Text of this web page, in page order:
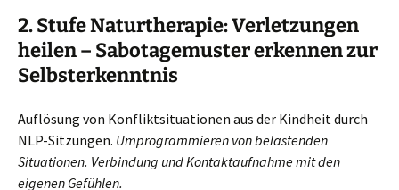
2. Stufe Naturtherapie: Verletzungen
heilen – Sabotagemuster erkennen zur
Selbsterkenntnis
Auflösung von Konfliktsituationen aus der Kindheit durch
NLP-Sitzungen. Umprogrammieren von belastenden
Situationen. Verbindung und Kontaktaufnahme mit den
eigenen Gefühlen.